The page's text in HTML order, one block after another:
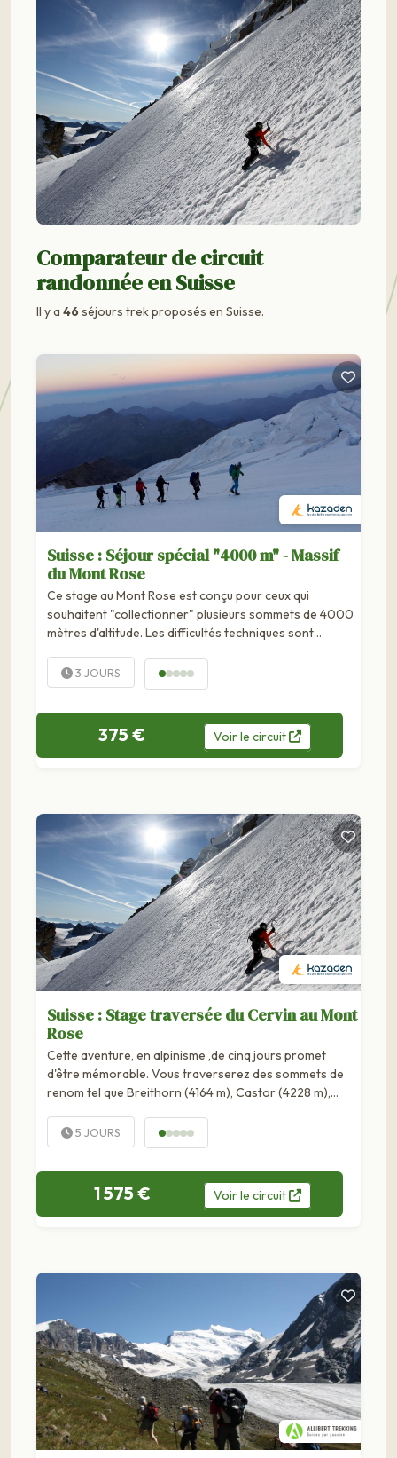
Comparateur de circuit
randonnée en Suisse
Il y a 46séjours trek proposés en Suisse.
Suisse : Séjour spécial "4000 m" - Massif
du Mont Rose
Ce stage au Mont Rose est conçu pour ceux qui
souhaitent "collectionner" plusieurs sommets de 4000
mètres d'altitude. Les difficultés techniques sont
3 JOURS
375 € Voirle circuit
Suisse : Stage traversée du Cervin au Mont
Rose
Cette aventure, en alpinisme ,de cinq jours promet
d'être mémorable. Vous traverserez des sommets de
renom tel que Breithorn (4164 m), Castor (4228 m),
(4554 m)....
5 JOURS
1 575 € Voirle circuit